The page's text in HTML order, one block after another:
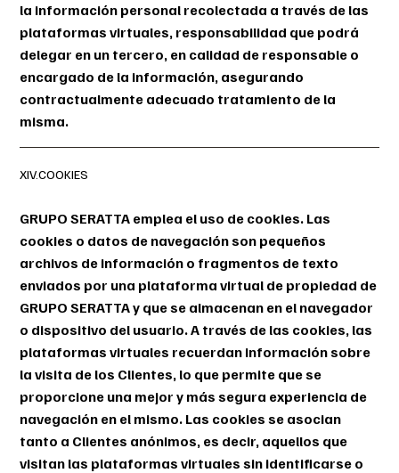
la información personal recolectada a través de las
plataformas virtuales, responsabilidad que podrá
delegar en un tercero, en calidad de responsable o
encargado de la información, asegurando
contractualmente adecuado tratamiento de la
misma.
XIV.COOKIES
GRUPO SERATTA emplea el uso de cookies. Las
cookies o datos de navegación son pequeños
archivos de información o fragmentos de texto
enviados por una plataforma virtual de propiedad de
GRUPO SERATTA y que se almacenan en el navegador
o dispositivo del usuario. A través de las cookies, las
plataformas virtuales recuerdan información sobre
la visita de los Clientes, lo que permite que se
proporcione una mejor y más segura experiencia de
navegación en el mismo. Las cookies se asocian
tanto a Clientes anónimos, es decir, aquellos que
visitan las plataformas virtuales sin identificarse o